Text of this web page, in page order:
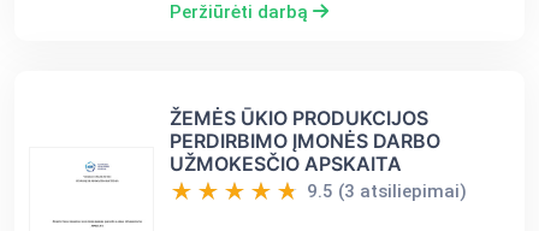
Peržiūrėti darbą
ŽEMĖS ŪKIO PRODUKCIJOS
PERDIRBIMO ĮMONĖS DARBO
UŽMOKESČIO APSKAITA
9.5 (3 atsiliepimai)